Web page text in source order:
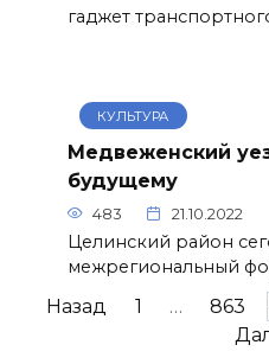
гаджет
КУЛЬТУРА
Медвеженский
будущему
483 21.10.2022
Целинский район
межрегиональный
Пагинация
Назад 1 … 863